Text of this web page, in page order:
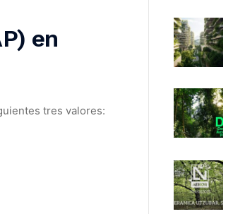
en
tres valores: